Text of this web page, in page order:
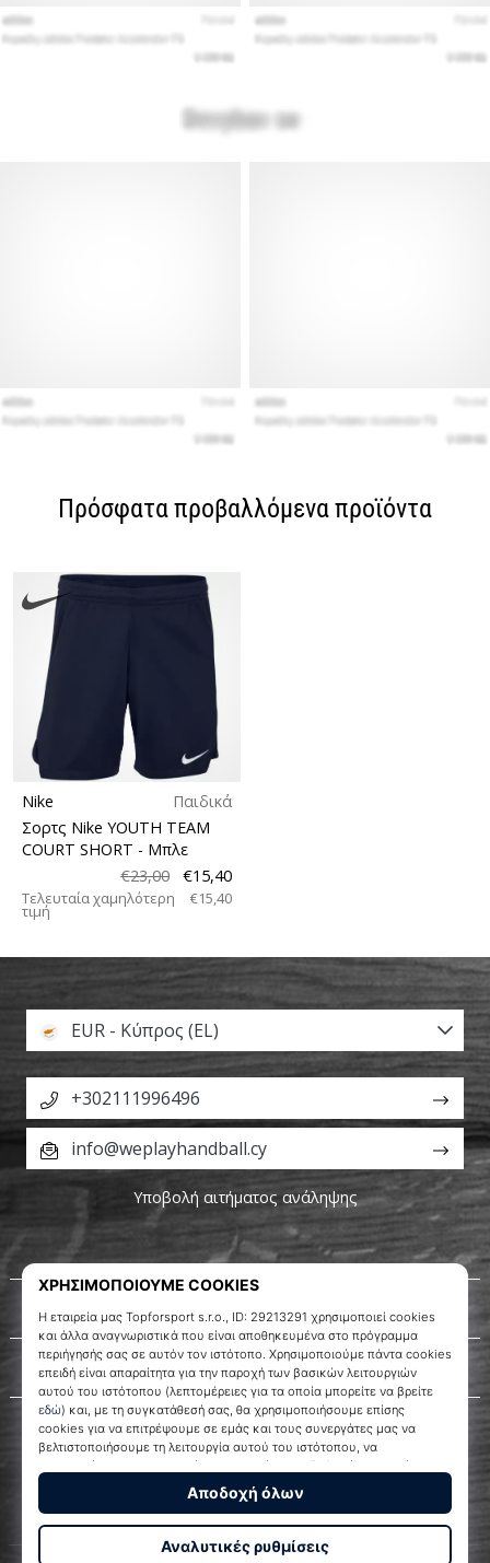
Πρόσφατα προβαλλόμενα προϊόντα
Nike
Παιδικά
Σορτς Nike YOUTH TEAM
COURT SHORT - Μπλε
€23,00
€15,40
Τελευταία χαμηλότερη
τιμή
€15,40
WePlayHandball.cy
Σχετικά μ' εμάς
Εξυπηρέτηση πελατών
EUR - Κύπρος (EL)
+302111996496
info@weplayhandball.cy
Υποβολή αιτήματος ανάληψης